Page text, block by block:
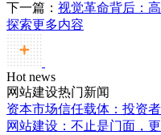
下一篇： 视觉革命背后：
探索更多内容
Hot news
网站建设热门新闻
资本市场信任载体：投资
网站建设：不止是门面，